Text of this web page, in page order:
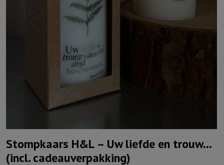
Stompkaars H&L – Uw liefde en trouw…
(incl. cadeauverpakking)